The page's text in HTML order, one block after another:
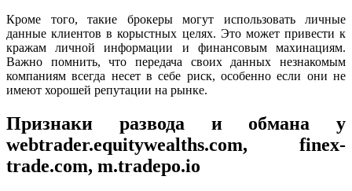
Кроме того, такие брокеры могут использовать личные
данные клиентов в корыстных целях. Это может привести к
кражам личной информации и финансовым махинациям.
Важно помнить, что передача своих данных незнакомым
компаниям всегда несет в себе риск, особенно если они не
имеют хорошей репутации на рынке.
Признаки развода и обмана у
webtrader.equitywealths.com, finex-
trade.com, m.tradepo.io